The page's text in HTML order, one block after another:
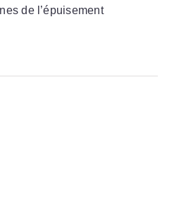
de l’épuisement